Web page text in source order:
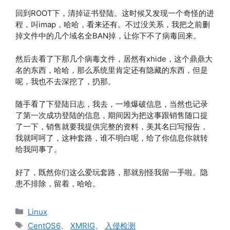
回到ROOT下，清掉证书登陆。这时候又发现一个奇怪的进
程，叫imap，哈哈，看来还有。不过没关系，我把之前删
掉文件中的几个域名全BAN掉，让你下不了病毒回来。
然后去看了下那几个病毒文件，居然有xhide，这个鼎鼎大
名的东西，哈哈，那么系统里肯定还有隐藏的东西，但是
呢，我也不去深挖了，扔那。
随手看了下登陆日志，我去，一堆爆破信息，当然也记录
了第一次成功登陆的信息，期间因为把这事跟销售随口提
了一下，销售就要我提供完整的资料，美其名曰写报告，
我就呵呵了，这种套路，谁不明白呢，给了你信息你就转
给我同事了。
好了，既然你们这么爱玩套路，那就别怪我留一手啦。隐
患不排除，留着，哈哈。
分
类
Linux
标
CentOS6 XMRIG 入侵检测